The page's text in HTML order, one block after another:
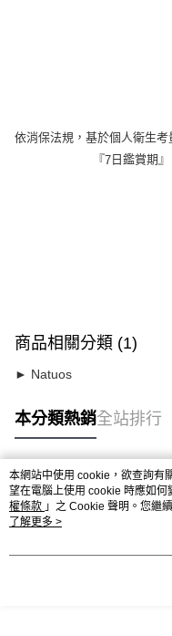
依消保法規，基於個人衛生
『7日鑑賞期
商品相關分類 (1)
► Natuos
本分類熱銷全站排行
熱門標籤
本網站中使用 cookie，欲查詢有
望在電腦上使用 cookie 時應如
權條款 」之 Cookie 聲明。您繼
用條款之 Cookie 聲明使用 cookie
了解更多 >